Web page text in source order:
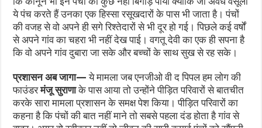
ये पंच करते हैं उनका एक हिस्सा रसूखदारों के पास भी जाता है। पंचों
की वजह से वो अपने ही सगे रिश्तेदारों से भी दूर हो गई। पिछले कई वर्षों
से अपने गांव का चहरा भी नहीं देख पाई। वगतू देवी का एक ही सपना है
कि वो अपने गांव दुबारा जा सके और बच्चों के साथ सुख से रह सके।
प्रशासन अब जागा— ये मामला जब एनजीओ वी द पिपल हम लोग की
फाउंडरमंजू सुराणाके पास आया तो उन्होंने पीड़ित परिवारों से बातचीत
करके सारा मामला प्रशासन के समक्ष पेश किया। पीड़ित परिवारों का
कहना है कि पंचों की बात नहीं माने तो सबसे पहला दंड होता है गांव से